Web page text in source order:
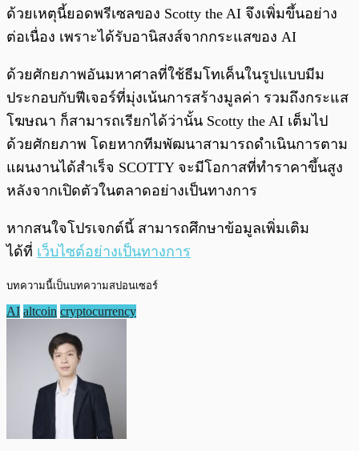
ด้วยเหตุนี้ยอดพรีเซลของ Scotty the AI จึงเพิ่มขึ้นอย่าง
ต่อเนื่อง เพราะได้รับอานิสงส์จากกระแสของ AI
ด้วยศักยภาพอันมหาศาลที่ใช้ธีมโทเค็นในรูปแบบมีม
ประกอบกับฟีเจอร์ที่มุ่งเน้นการสร้างมูลค่า รวมถึงกระแส
โฆษณา ก็สามารถเรียกได้ว่านั้น Scotty the AI เต็มไป
ด้วยศักยภาพ โดยหากทีมพัฒนาสามารถดำเนินการตาม
แผนงานได้สำเร็จ SCOTTY จะมีโอกาสที่ทำราคาขึ้นสูง
หลังจากเปิดตัวในตลาดอย่างเป็นทางการ
หากสนใจโปรเจกต์นี้ สามารถศึกษาข้อมูลเพิ่มเติม
ได้ที่ เว็บไซต์อย่างเป็นทางการ
บทความนี้เป็นบทความสปอนเซอร์
AI altcoin cryptocurrency